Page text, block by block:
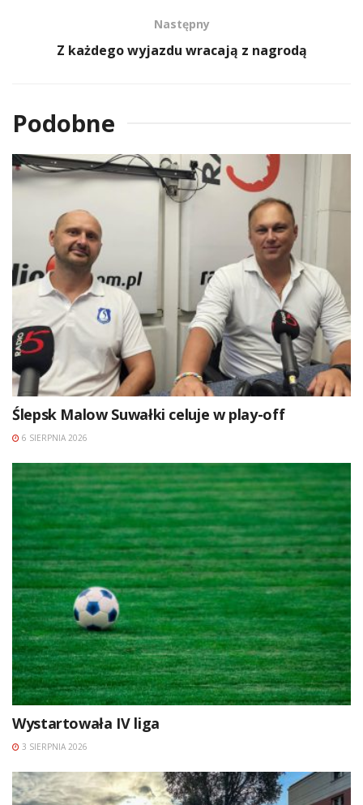
Następny
Z każdego wyjazdu wracają z nagrodą
Podobne
Ślepsk Malow Suwałki celuje w play-off
6 SIERPNIA 2026
Wystartowała IV liga
3 SIERPNIA 2026